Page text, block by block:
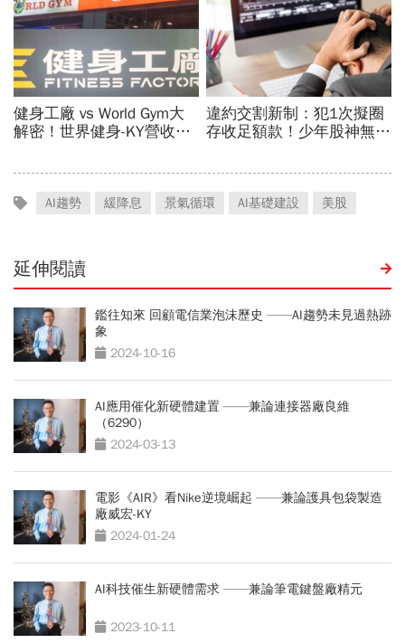
AI趨勢 緩降息 景氣循環 AI基礎建設 美股
延伸閱讀
鑑往知來 回顧電信業泡沫歷史 ——AI趨勢未見過熱跡
象
2024-10-16
AI應用催化新硬體建置 ——兼論連接器廠良維
（6290）
2024-03-13
電影《AIR》看Nike逆境崛起 ——兼論護具包袋製造
廠威宏-KY
2024-01-24
AI科技催生新硬體需求 ——兼論筆電鍵盤廠精元
2023-10-11